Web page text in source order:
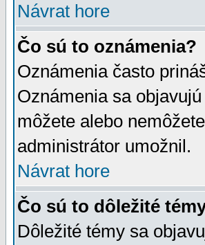
Návrat hore
Čo sú to oznámenia?
Oznámenia často
Oznámenia sa
môžete alebo
administrátor umožnil.
Návrat hore
Čo sú to dôležité
Dôležité témy sa